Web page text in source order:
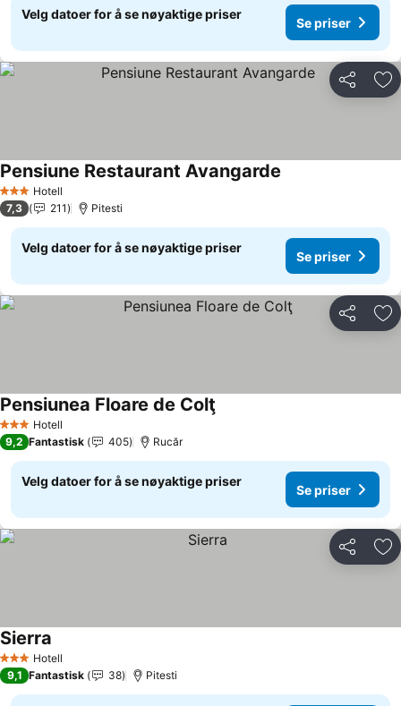
Velg datoer for å se nøyaktige priser
Se priser
Del
3 StjernerHotell
Pensiune Restaurant Avangarde
7,3 211 Pitesti
Velg datoer for å se nøyaktige priser
Se priser
Del
3 StjernerHotell
Pensiunea Floare de ColţSe priser
9,2 Fantastisk 405 Rucăr
Velg datoer for å se nøyaktige priser
Se priser
Del
3 StjernerHotell
Sierra
9,1 Fantastisk 38 Pitesti